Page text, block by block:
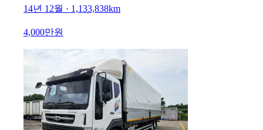
14년 12월 · 1,133,838km
4,000만원